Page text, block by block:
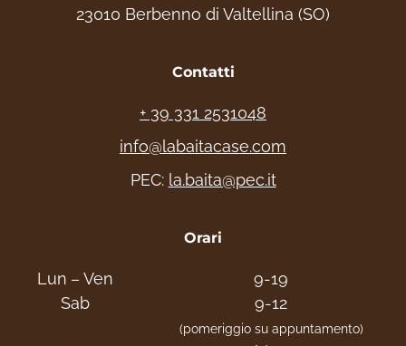
23010 Berbenno di Valtellina (SO)
Contatti
+ 39 331 2531048
info@labaitacase.com
PEC: la.baita@pec.it
Orari
Lun – Ven
9-19
Sab
9-12
(pomeriggio su appuntamento)